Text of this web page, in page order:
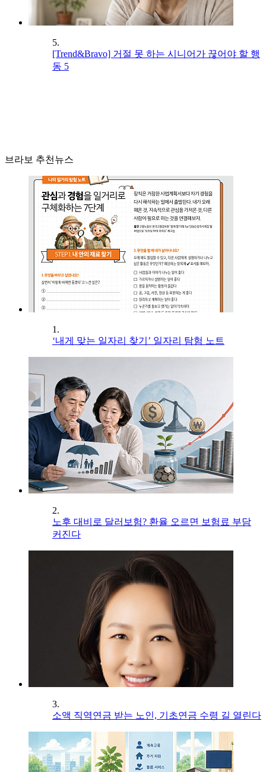
5.
[Trend&Bravo] 거절 못 하는 시니어가 끊어야 할 행
동 5
브라보 추천뉴스
1.
‘내게 맞는 일자리 찾기’ 일자리 탐험 노트
2.
노후 대비로 달러보험? 환율 오르면 보험료 부담
커진다
3.
소액 직역연금 받는 노인, 기초연금 수령 길 열린다